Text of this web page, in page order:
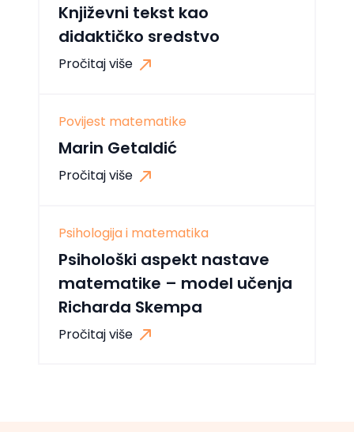
Književni tekst kao
didaktičko sredstvo
Pročitaj više
Povijest matematike
Marin Getaldić
Pročitaj više
Psihologija i matematika
Psihološki aspekt nastave
matematike – model učenja
Richarda Skempa
Pročitaj više